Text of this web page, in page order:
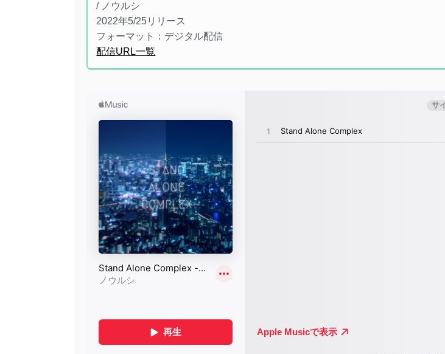
/ ノウルシ
2022年5/25リリース
フォーマット：デジタル配信
配信URL一覧